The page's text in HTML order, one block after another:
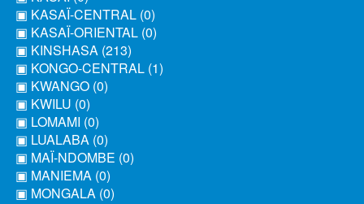
▣ KASAÏ-CENTRAL (0)
▣ KASAÏ-ORIENTAL (0)
▣ KINSHASA (213)
▣ KONGO-CENTRAL (1)
▣ KWANGO (0)
▣ KWILU (0)
▣ LOMAMI (0)
▣ LUALABA (0)
▣ MAÏ-NDOMBE (0)
▣ MANIEMA (0)
▣ MONGALA (0)